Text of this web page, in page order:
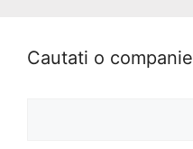
Cautati o companie